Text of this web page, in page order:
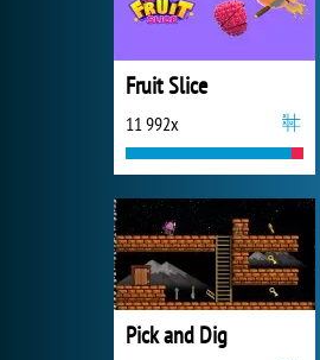
Fruit Slice
11 992x
Pick and Dig